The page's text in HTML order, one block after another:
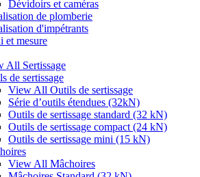
Dévidoirs et caméras
de plomberie
d'impétrants
et mesure
All Sertissage
de sertissage
View All Outils de sertissage
Série d’outils étendues (32kN)
Outils de sertissage standard (32 kN)
Outils de sertissage compact (24 kN)
Outils de sertissage mini (15 kN)
View All Mâchoires